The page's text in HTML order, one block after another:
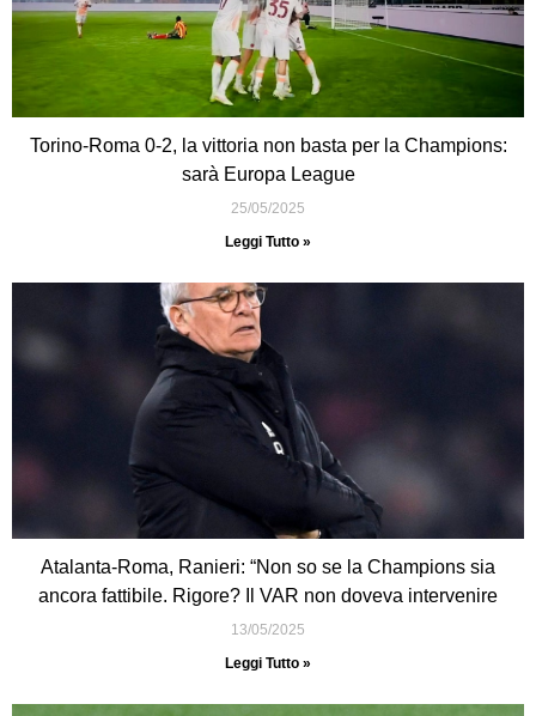
Torino-Roma 0-2, la vittoria non basta per la Champions:
sarà Europa League
25/05/2025
Leggi Tutto »
Atalanta-Roma, Ranieri: “Non so se la Champions sia
ancora fattibile. Rigore? Il VAR non doveva intervenire
13/05/2025
Leggi Tutto »